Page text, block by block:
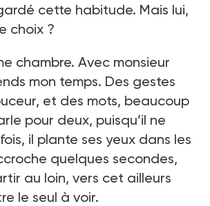
cette habitude. Mais lui,
choix ?
chambre. Avec monsieur
mon temps. Des gestes
et des mots, beaucoup
pour deux, puisqu’il ne
il plante ses yeux dans les
quelques secondes,
au loin, vers cet ailleurs
le seul à voir.